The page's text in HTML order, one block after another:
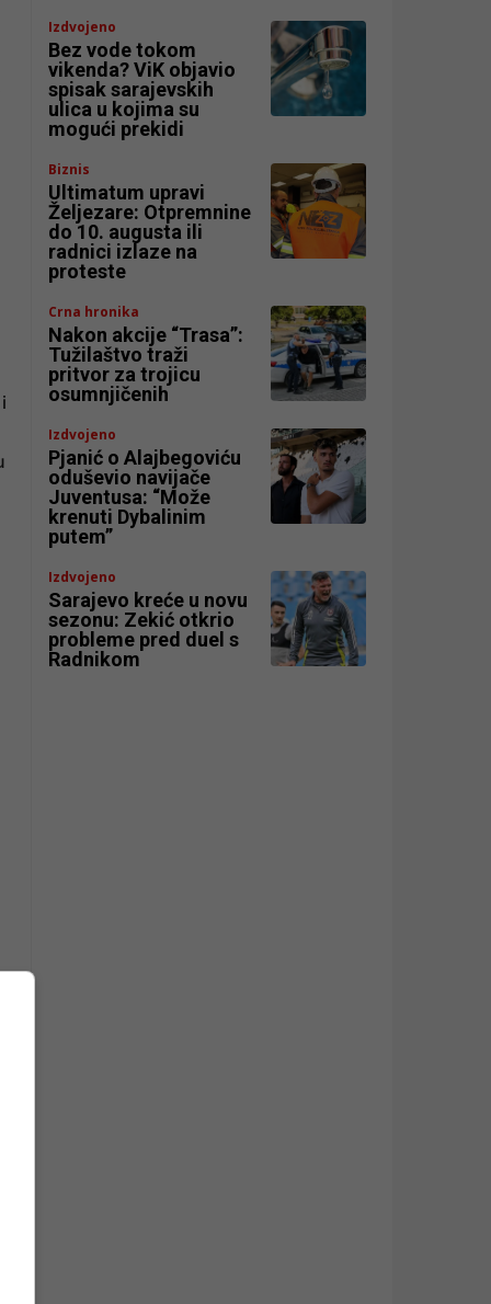
Izdvojeno
Bez vode tokom
vikenda? ViK objavio
spisak sarajevskih
ulica u kojima su
mogući prekidi
Biznis
Ultimatum upravi
Željezare: Otpremnine
do 10. augusta ili
radnici izlaze na
proteste
Crna hronika
Nakon akcije “Trasa”:
Tužilaštvo traži
pritvor za trojicu
osumnjičenih
Izdvojeno
Pjanić o Alajbegoviću
oduševio navijače
Juventusa: “Može
krenuti Dybalinim
putem”
Izdvojeno
Sarajevo kreće u novu
sezonu: Zekić otkrio
probleme pred duel s
Radnikom